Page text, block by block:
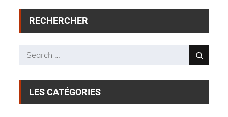
RECHERCHER
Search
Search
LES CATÉGORIES